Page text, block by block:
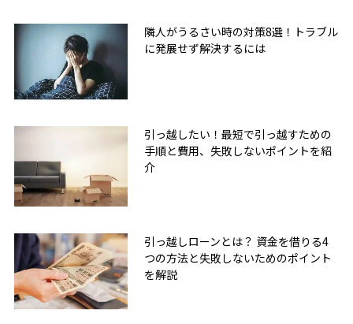
隣人がうるさい時の対策8選！トラブル
に発展せず解決するには
引っ越したい！最短で引っ越すための
手順と費用、失敗しないポイントを紹
介
引っ越しローンとは？ 資金を借りる4
つの方法と失敗しないためのポイント
を解説